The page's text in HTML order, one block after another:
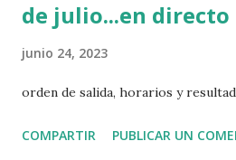
de julio...en directo
junio 24, 2023
orden de salida, horarios y
COMPARTIR PUBLICAR UN